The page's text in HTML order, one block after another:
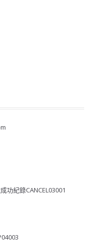
功紀錄CANCEL03001